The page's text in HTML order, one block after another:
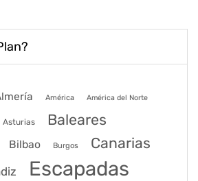
América América del Norte
Asturias Baleares
Bilbao Burgos Canarias
Escapadas